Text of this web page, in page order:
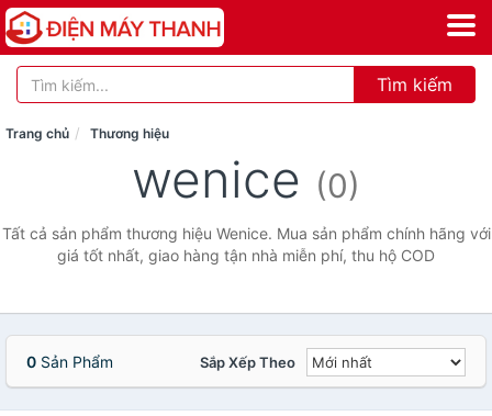
Tìm kiếm
Trang chủ Thương hiệu
wenice (0)
Tất cả sản phẩm thương hiệu Wenice. Mua sản phẩm chính hãng với
giá tốt nhất, giao hàng tận nhà miễn phí, thu hộ COD
0 Sản Phẩm Sắp Xếp Theo